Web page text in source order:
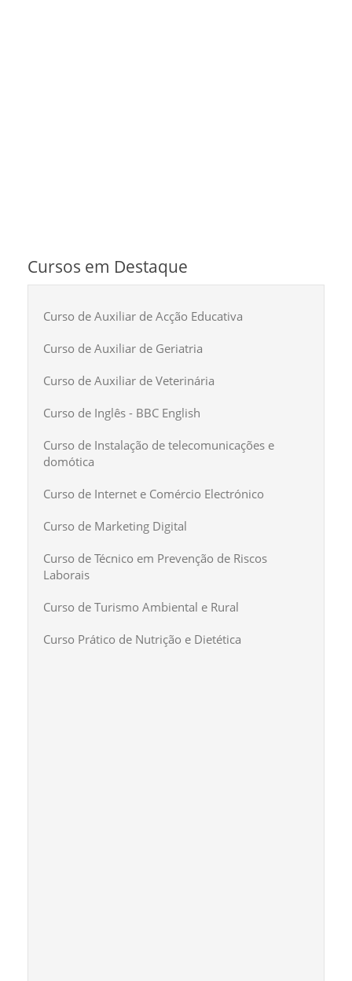
Cursos em Destaque
Curso de Auxiliar de Acção Educativa
Curso de Auxiliar de Geriatria
Curso de Auxiliar de Veterinária
Curso de Inglês - BBC English
Curso de Instalação de telecomunicações e
domótica
Curso de Internet e Comércio Electrónico
Curso de Marketing Digital
Curso de Técnico em Prevenção de Riscos
Laborais
Curso de Turismo Ambiental e Rural
Curso Prático de Nutrição e Dietética